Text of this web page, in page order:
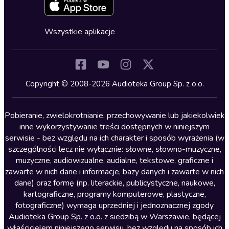
Kryminały
Lektury szkolne
Literatura anglojęzyczna
Literatura faktu
Literatura obyczajowa
Literatura piękna obca
Literatura piękna polska
Nagrania relaksacyjne
Nauka języków
Cykle audiobooków
Wszystkie aplikacje
Copyright © 2008-2026 Audioteka Group Sp. z o.o.
Pobieranie, zwielokrotnianie, przechowywanie lub jakiekolwiek
inne wykorzystywanie treści dostępnych w niniejszym
serwisie - bez względu na ich charakter i sposób wyrażenia (w
szczególności lecz nie wyłącznie: słowne, słowno-muzyczne,
muzyczne, audiowizualne, audialne, tekstowe, graficzne i
zawarte w nich dane i informacje, bazy danych i zawarte w nich
dane) oraz formę (np. literackie, publicystyczne, naukowe,
kartograficzne, programy komputerowe, plastyczne,
fotograficzne) wymaga uprzedniej i jednoznacznej zgody
Audioteka Group Sp. z o.o. z siedzibą w Warszawie, będącej